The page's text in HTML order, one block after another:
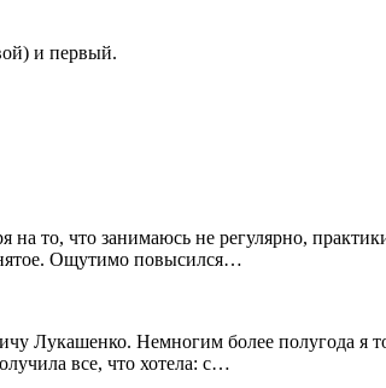
и первый.
на то, что занимаюсь не регулярно,
Ощутимо повысился…
Лукашенко. Немногим более полугода
все, что хотела: с…